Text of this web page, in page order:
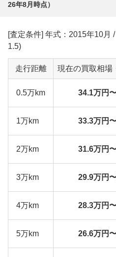
26年8月 時点）
[査定条件] 年式：2015年10月
1.5)
走行距離 現在の買取相場
0.5万km 34.1万円
1万km 33.3万円
2万km 31.6万円
3万km 29.9万円
4万km 28.3万円
5万km 26.6万円